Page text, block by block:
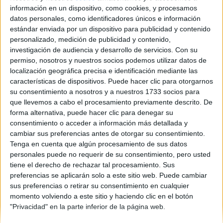
información en un dispositivo, como cookies, y procesamos
datos personales, como identificadores únicos e información
estándar enviada por un dispositivo para publicidad y contenido
personalizado, medición de publicidad y contenido,
investigación de audiencia y desarrollo de servicios. Con su
permiso, nosotros y nuestros socios podemos utilizar datos de
localización geográfica precisa e identificación mediante las
características de dispositivos. Puede hacer clic para otorgarnos
su consentimiento a nosotros y a nuestros 1733 socios para
que llevemos a cabo el procesamiento previamente descrito. De
forma alternativa, puede hacer clic para denegar su
consentimiento o acceder a información más detallada y
cambiar sus preferencias antes de otorgar su consentimiento.
Tenga en cuenta que algún procesamiento de sus datos
personales puede no requerir de su consentimiento, pero usted
tiene el derecho de rechazar tal procesamiento. Sus
preferencias se aplicarán solo a este sitio web. Puede cambiar
sus preferencias o retirar su consentimiento en cualquier
momento volviendo a este sitio y haciendo clic en el botón
"Privacidad" en la parte inferior de la página web.
Comunidad:
Castilla La Mancha
Año del examen:
2013
Mes de examen:
Septiembre
Asignatura:
Filosofía
Fichero Examen:
examen-selectividad-filosofia-castilla-mancha-2013-
septiembre.pdf
Quiénes somos|Contactar|Anúnciate
Aviso legal|Politica de privacidad|Condiciones generales